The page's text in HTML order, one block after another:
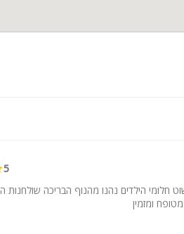
5
חלומי הילדים נהנו מהנוף הבריכה
ומזמין